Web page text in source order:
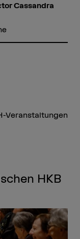
Cassandra
Veranstaltungen
HKB